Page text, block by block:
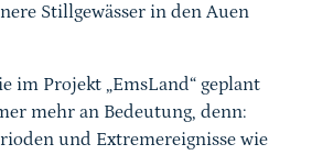
Stillgewässer in den Auen
im Projekt „EmsLand“ geplant
mehr an Bedeutung, denn:
und Extremereignisse wie